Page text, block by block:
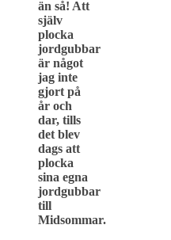
än så! Att
själv
plocka
jordgubbar
är något
jag inte
gjort på
år och
dar, tills
det blev
dags att
plocka
sina egna
jordgubbar
till
Midsommar.